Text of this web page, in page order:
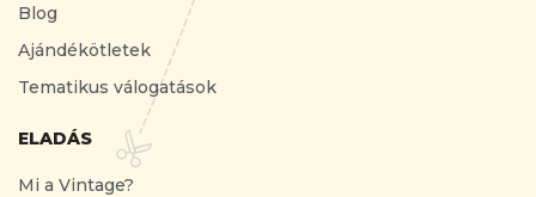
Blog
Ajándékötletek
Tematikus válogatások
ELADÁS
Mi a Vintage?